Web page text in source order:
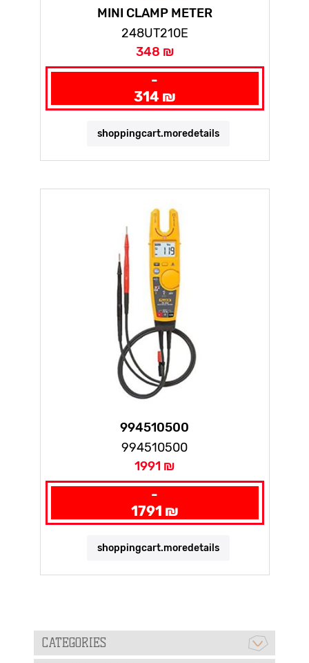
MINI CLAMP METER
248UT210E
348 ₪
-
314 ₪
shoppingcart.moredetails
994510500
994510500
1991 ₪
-
1791 ₪
shoppingcart.moredetails
CATEGORIES